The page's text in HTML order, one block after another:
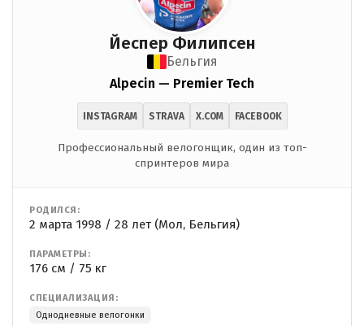
Йеспер Филипсен
Бельгия
Alpecin — Premier Tech
INSTAGRAM STRAVA X.COM FACEBOOK
Профессиональный велогонщик, один из топ-
спринтеров мира
РОДИЛСЯ:
2 марта 1998 / 28 лет (Мол, Бельгия)
ПАРАМЕТРЫ:
176 см / 75 кг
СПЕЦИАЛИЗАЦИЯ:
Однодневные велогонки